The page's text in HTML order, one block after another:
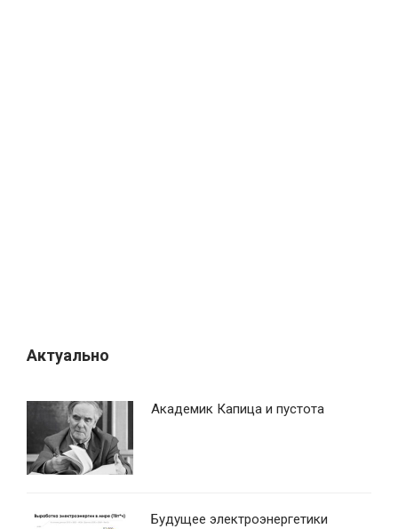
Актуально
Академик Капица и пустота
Будущее электроэнергетики